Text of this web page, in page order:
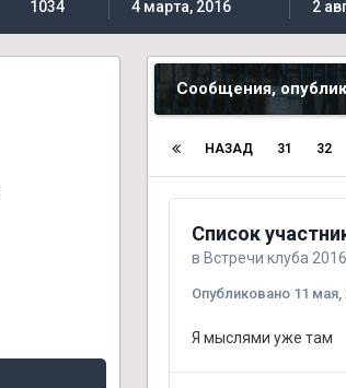
1034 4 марта, 2016 2
Сообщения,
НАЗАД 31 32
Список
в Встречи клуба 2016
Опубликовано 11 мая,
Я мыслями уже там